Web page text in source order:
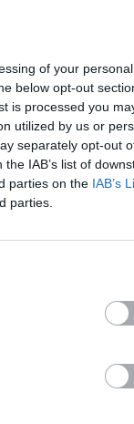
of your
below opt-out
is processed you
utilized by us or
separately opt-out
IAB’s list of
parties on the IAB’s
parties.
vez
30 DE
30 DE